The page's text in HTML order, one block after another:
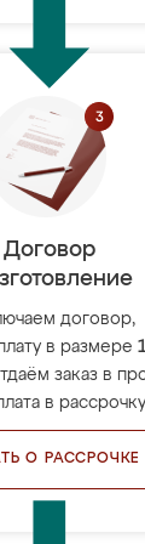
Договор
договор,
в размере
заказ в
в
О РАССРОЧКЕ